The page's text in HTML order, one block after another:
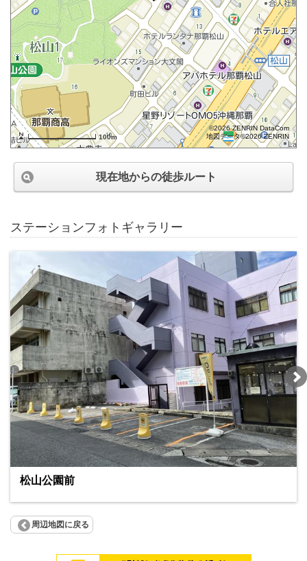
100m
©2026 ZENRIN DataCom
地図データ©2026 ZENRIN
現在地からの徒歩ルート
ステーションフォトギャラリー
松山公園前
周辺地図に戻る